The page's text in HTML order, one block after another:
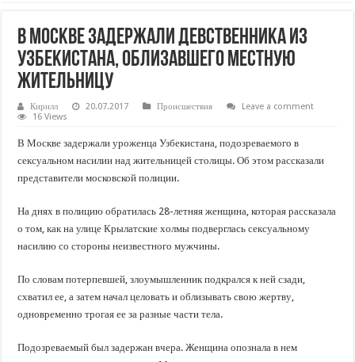
В Москве задержали девственника из
Узбекистана, облизавшего местную
жительницу
Кирилл 20.07.2017 Происшествия
Leave a comment
16 Views
В Москве задержали уроженца Узбекистана, подозреваемого в
сексуальном насилии над жительницей столицы. Об этом рассказали
представители московской полиции.
На днях в полицию обратилась 28-летняя женщина, которая рассказала
о том, как на улице Крылатские холмы подверглась сексуальному
насилию со стороны неизвестного мужчины.
По словам потерпевшей, злоумышленник подкрался к ней сзади,
схватил ее, а затем начал целовать и облизывать свою жертву,
одновременно трогая ее за разные части тела.
Подозреваемый был задержан вчера. Женщина опознала в нем